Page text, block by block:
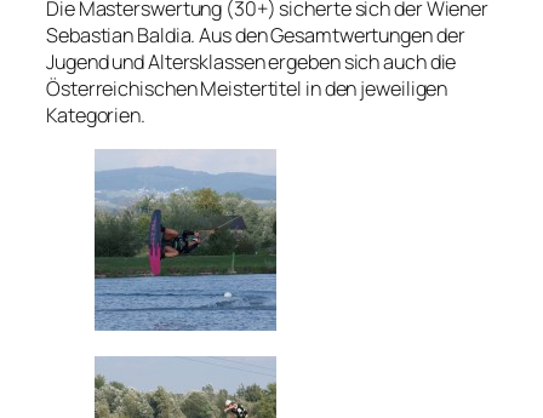
Die Masterswertung (30+) sicherte sich der Wiener
Sebastian Baldia. Aus den Gesamtwertungen der
Jugend und Altersklassen ergeben sich auch die
Österreichischen Meistertitel in den jeweiligen
Kategorien.